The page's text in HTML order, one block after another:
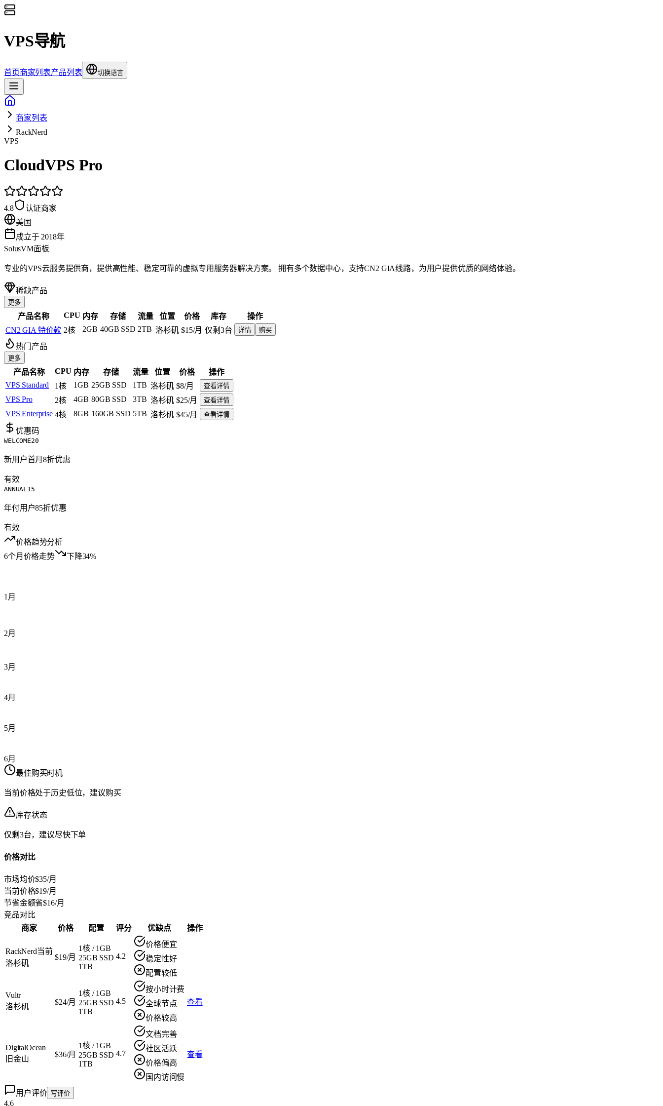
VPS导航
首页商家列表产品列表 切换语言
商家列表
RackNerd
VPS
CloudVPS Pro
4.8
认证商家
美国
成立于 2018年
SolusVM面板
专业的VPS云服务提供商，提供高性能、稳定可靠的虚拟专用服务器解决方案。 拥有多个数据中心，支持CN2 GIA线路，为用户提供优质的网络体验。
稀缺产品
更多
产品名称 CPU 内存 存储 流量 位置 价格 库存
操作
CN2 GIA 特价款 2核 2GB 40GB SSD 2TB 洛杉矶 $15/月 仅剩3台 详情 购买
热门产品
更多
产品名称 CPU 内存 存储 流量 位置 价格
操作
VPS Standard
1核 1GB 25GB SSD 1TB 洛杉矶 $8/月 查看详情
VPS Pro 2核 4GB 80GB SSD 3TB 洛杉矶 $25/月 查看详情
VPS Enterprise 4核 8GB 160GB SSD 5TB 洛杉矶 $45/月 查看详情
优惠码
WELCOME20
新用户首月8折优惠
有效
ANNUAL15
年付用户85折优惠
有效
价格趋势分析
6个月价格走势
下降34%
1月
2月
3月
4月
5月
6月
最佳购买时机
当前价格处于历史低位，建议购买
库存状态
仅剩3台，建议尽快下单
价格对比
市场均价$35/月
当前价格$19/月
节省金额省$16/月
竞品对比
商家
价格 配置 评分 优缺点 操作
RackNerd当前
洛杉矶
$19/月
1核/1GB
25GB SSD
1TB
4.2
价格便宜
稳定性好
配置较低
Vultr
洛杉矶
$24/月
1核/1GB
25GB SSD
1TB
4.5
按小时计费
全球节点
价格较高
查看
DigitalOcean
旧金山
$36/月
1核/1GB
25GB SSD
1TB
4.7
文档完善
社区活跃
价格偏高
国内访问慢
查看
用户评价 写评价
4.6